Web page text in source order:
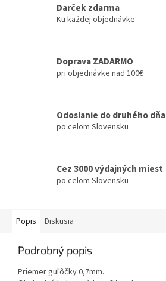
Darček zdarma
Ku každej objednávke
Doprava ZADARMO
pri objednávke nad 100€
Odoslanie do druhého dňa
po celom Slovensku
Cez 3000 výdajných miest
po celom Slovensku
Popis Diskusia
Podrobný popis
Priemer guľôčky 0,7mm.